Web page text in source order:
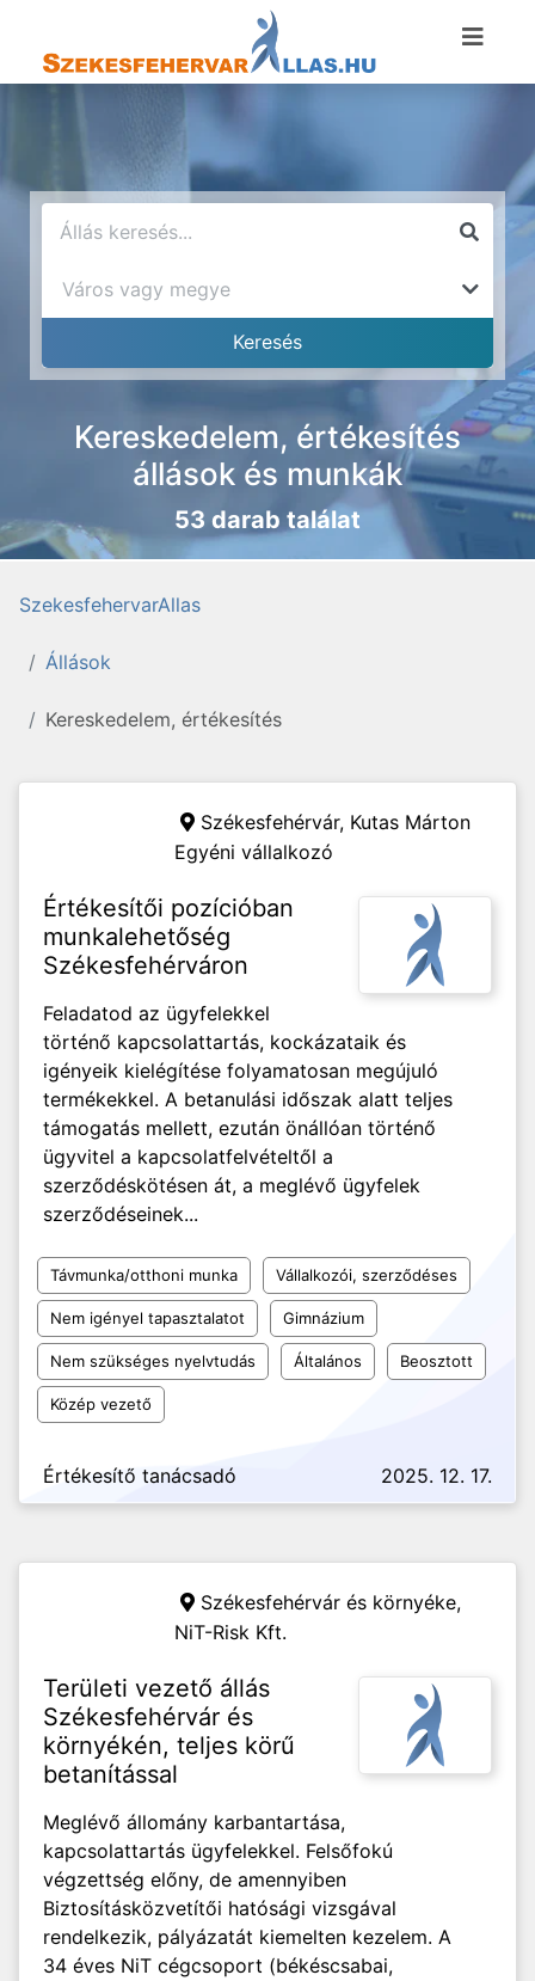
Kereskedelem, értékesítés
állások és munkák
53 darab találat
SzekesfehervarAllas
Állások
Kereskedelem, értékesítés
Székesfehérvár, Kutas Márton
Egyéni vállalkozó
Értékesítői pozícióban
munkalehetőség
Székesfehérváron
Feladatod az ügyfelekkel
történő kapcsolattartás, kockázataik és
igényeik kielégítése folyamatosan megújuló
termékekkel. A betanulási időszak alatt teljes
támogatás mellett, ezután önállóan történő
ügyvitel a kapcsolatfelvételtől a
szerződéskötésen át, a meglévő ügyfelek
szerződéseinek...
Távmunka/otthoni munka Vállalkozói, szerződéses
Nem igényel tapasztalatot Gimnázium
Nem szükséges nyelvtudás Általános Beosztott
Közép vezető
Értékesítő tanácsadó 2025. 12. 17.
Székesfehérvár és környéke,
NiT-Risk Kft.
Területi vezető állás
Székesfehérvár és
környékén, teljes körű
betanítással
Meglévő állomány karbantartása,
kapcsolattartás ügyfelekkel. Felsőfokú
végzettség előny, de amennyiben
Biztosításközvetítői hatósági vizsgával
rendelkezik, pályázatát kiemelten kezelem. A
34 éves NiT cégcsoport (békéscsabai,